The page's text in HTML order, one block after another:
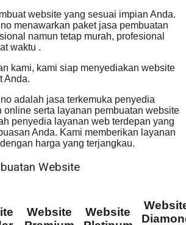
website yang sesuai impian Anda.
menawarkan paket jasa pembuatan
namun tetap murah, profesional
waktu .
kami, kami siap menyediakan website
Anda.
adalah jasa terkemuka penyedia
online serta layanan pembuatan website
penyedia layanan web terdepan yang
Anda. Kami memberikan layanan
harga yang terjangkau.
Website
Website
Website